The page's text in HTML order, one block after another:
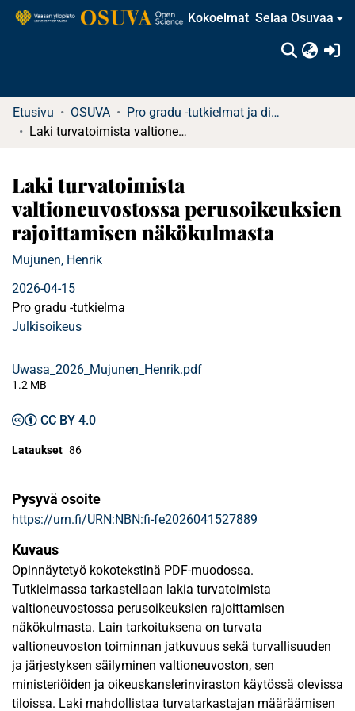
Kokoelmat Selaa Osuvaa
Etusivu OSUVA
Pro gradu -tutkielmat ja diplomityöt
Laki turvatoimista valtioneuvostossa perusoikeuksien rajoittamisen näkökulmasta
Laki turvatoimista
valtioneuvostossa perusoikeuksien
rajoittamisen näkökulmasta
Mujunen, Henrik
2026-04-15
Pro gradu -tutkielma
Julkisoikeus
Uwasa_2026_Mujunen_Henrik.pdf
1.2 MB
CC BY 4.0
Lataukset 86
Pysyvä osoite
https://urn.fi/URN:NBN:fi-fe2026041527889
Kuvaus
Opinnäytetyö kokotekstinä PDF-muodossa.
Tutkielmassa tarkastellaan lakia turvatoimista
valtioneuvostossa perusoikeuksien rajoittamisen
näkökulmasta. Lain tarkoituksena on turvata
valtioneuvoston toiminnan jatkuvuus sekä turvallisuuden
ja järjestyksen säilyminen valtioneuvoston, sen
ministeriöiden ja oikeuskanslerinviraston käytössä olevissa
tiloissa. Laki mahdollistaa turvatarkastajan määräämisen